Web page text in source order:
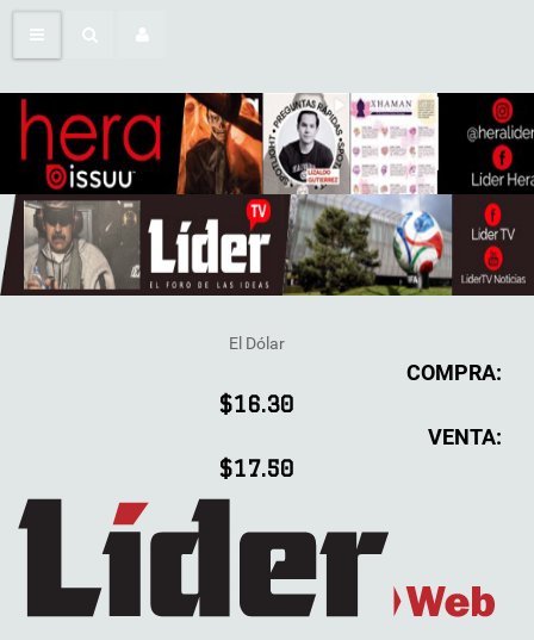
El Dólar
COMPRA:
$16.30
VENTA:
$17.50